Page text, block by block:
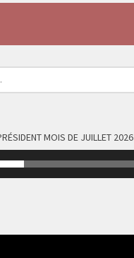
MOIS DE JUILLET 2026